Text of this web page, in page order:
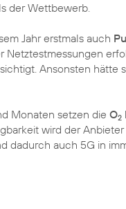
der Wettbewerb.
Jahr erstmals auch
Netztestmessungen
Ansonsten hätte
Monaten setzen die O2
wird der
dadurch auch 5G in